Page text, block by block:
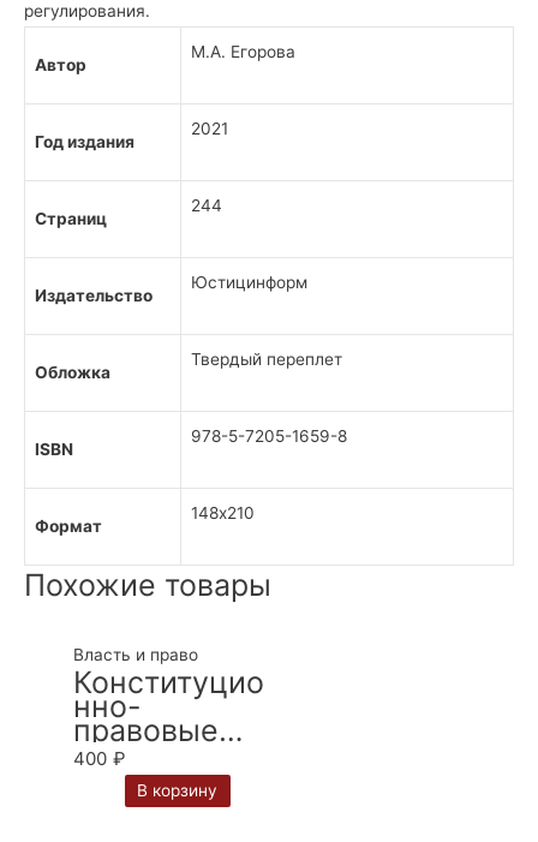
регулирования.
Автор
М.А. Егорова
Год издания
2021
Страниц
244
Издательство
Юстицинформ
Обложка
Твердый переплет
ISBN
978-5-7205-1659-8
Формат
148х210
Похожие товары
Власть и право
Конституцио
нно-
правовые
аспекты
осуществлен
400 ₽
В корзину